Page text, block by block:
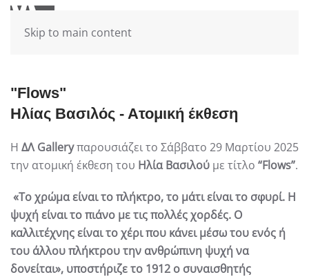
Skip to main content
"Flows"
Ηλίας Βασιλός - Ατομική έκθεση
Η ΔΛ Galleryπαρουσιάζει το Σάββατο 29 Μαρτίου 2025
την ατομική έκθεση του Ηλία Βασιλού με τίτλο “Flows”.
«Το χρώμα είναι το πλήκτρο, το μάτι είναι το σφυρί. Η
ψυχή είναι το πιάνο με τις πολλές χορδές. Ο
καλλιτέχνης είναι το χέρι που κάνει μέσω του ενός ή
του άλλου πλήκτρου την ανθρώπινη ψυχή να
δονείται», υποστήριζε το 1912 ο συναισθητής